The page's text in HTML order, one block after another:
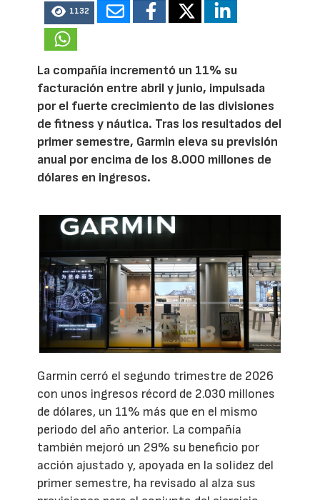
1132
La compañía incrementó un 11% su
facturación entre abril y junio, impulsada
por el fuerte crecimiento de las divisiones
de fitness y náutica. Tras los resultados del
primer semestre, Garmin eleva su previsión
anual por encima de los 8.000 millones de
dólares en ingresos.
Garmin cerró el segundo trimestre de 2026
con unos ingresos récord de 2.030 millones
de dólares, un 11% más que en el mismo
periodo del año anterior. La compañía
también mejoró un 29% su beneficio por
acción ajustado y, apoyada en la solidez del
primer semestre, ha revisado al alza sus